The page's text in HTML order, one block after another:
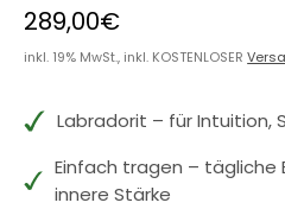
289,00€
inkl. 19% MwSt., inkl. KOSTENLOSER
Labradorit – für Intuition,
Einfach tragen – tägliche
innere Stärke